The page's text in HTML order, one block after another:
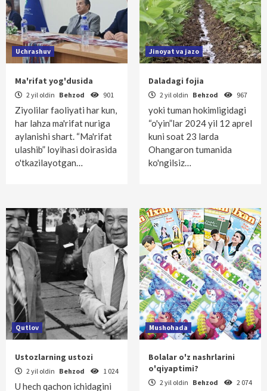
Uchrashuv
Ma'rifat yog'dusida
2 yil oldin Behzod 901
Ziyolilar faoliyati har kun,
har lahza ma'rifat nuriga
aylanishi shart. “Ma'rifat
ulashib” loyihasi doirasida
o'tkazilayotgan…
Jinoyat va jazo
Daladagi fojia
2 yil oldin Behzod 967
yoki tuman hokimligidagi
“o'yin”lar 2024 yil 12 aprel
kuni soat 23 larda
Ohangaron tumanida
ko'ngilsiz…
Qutlov
Ustozlarning ustozi
2 yil oldin Behzod 1 024
U hech qachon ichidagini
Mushohada
Bolalar o'z nashrlarini
o'qiyaptimi?
2 yil oldin Behzod 2 074